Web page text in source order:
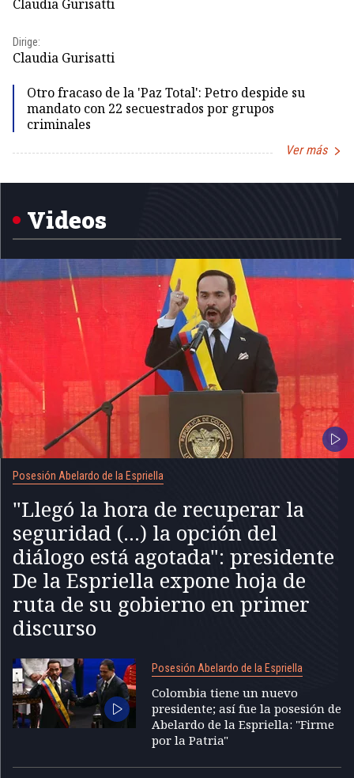
Claudia Gurisatti
Dirige:
Claudia Gurisatti
Otro fracaso de la 'Paz Total': Petro despide su
mandato con 22 secuestrados por grupos
criminales
Ver más
Videos
Posesión Abelardo de la Espriella
"Llegó la hora de recuperar la
seguridad (...) la opción del
diálogo está agotada": presidente
De la Espriella expone hoja de
ruta de su gobierno en primer
discurso
Posesión Abelardo de la Espriella
Colombia tiene un nuevo
presidente; así fue la posesión de
Abelardo de la Espriella: "Firme
por la Patria"